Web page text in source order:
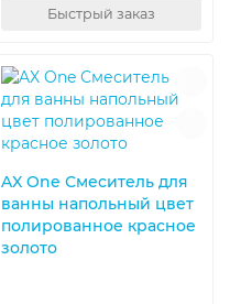
Быстрый заказ
AX One Смеситель для
ванны напольный цвет
полированное красное
золото